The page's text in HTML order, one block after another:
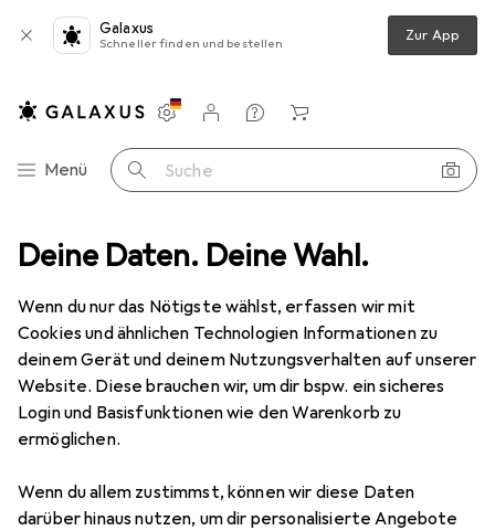
Deine Daten. Deine Wahl.
Wenn du nur das Nötigste wählst, erfassen wir mit
Cookies und ähnlichen Technologien Informationen zu
deinem Gerät und deinem Nutzungsverhalten auf unserer
Website. Diese brauchen wir, um dir bspw. ein sicheres
Login und Basisfunktionen wie den Warenkorb zu
ermöglichen.
Wenn du allem zustimmst, können wir diese Daten
darüber hinaus nutzen, um dir personalisierte Angebote
Galaxus
Schneller finden und bestellen Zur App
Navigation nach Kategorien
Menü Suche
Einstellungen
Kundenkonto
Vergleichslisten
Merklisten
Warenkorb
Rubies Avengers Assemble: Captain America - Deluxe
EUR
46,–
Rubies Avengers Assemble: Captain